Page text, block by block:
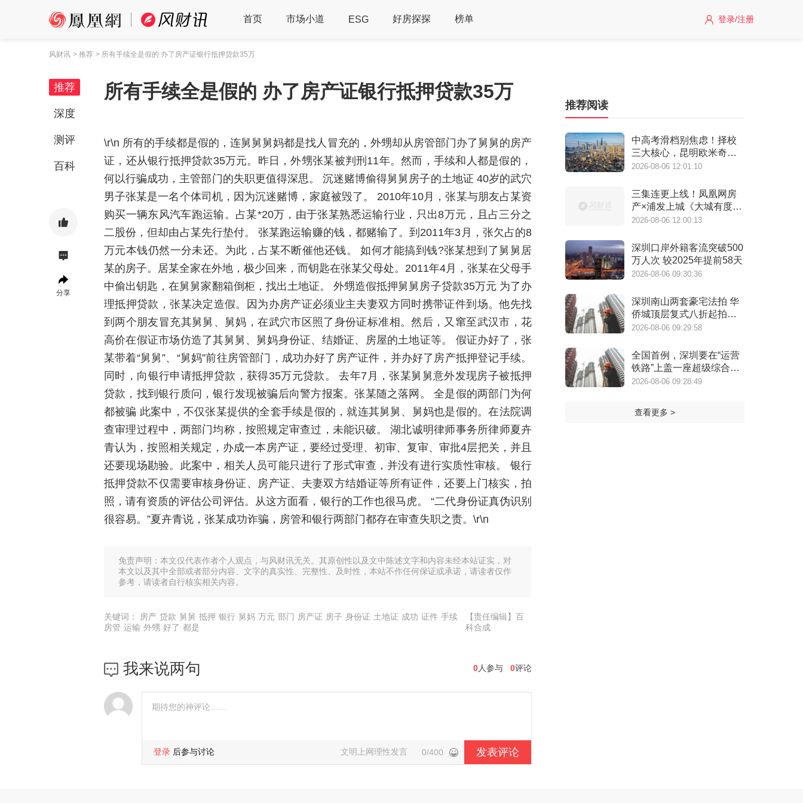
首页 市场小道 ESG 好房探探 榜单 登录/注册
风财讯 > 推荐 > 所有手续全是假的 办了房产证银行抵押贷款35万
推荐
深度
测评
百科
分享
所有手续全是假的 办了房产证银行抵押贷款35万
\r\n 所有的手续都是假的，连舅舅舅妈都是找人冒充的，外甥却从房管部门办了舅舅的房产
证，还从银行抵押贷款35万元。昨日，外甥张某被判刑11年。然而，手续和人都是假的，
何以行骗成功，主管部门的失职更值得深思。 沉迷赌博偷得舅舅房子的土地证 40岁的武穴
男子张某是一名个体司机，因为沉迷赌博，家庭被毁了。 2010年10月，张某与朋友占某资
购买一辆东风汽车跑运输。占某*20万，由于张某熟悉运输行业，只出8万元，且占三分之
二股份，但却由占某先行垫付。 张某跑运输赚的钱，都赌输了。到2011年3月，张欠占的8
万元本钱仍然一分未还。为此，占某不断催他还钱。 如何才能搞到钱?张某想到了舅舅居
某的房子。居某全家在外地，极少回来，而钥匙在张某父母处。2011年4月，张某在父母手
中偷出钥匙，在舅舅家翻箱倒柜，找出土地证。 外甥造假抵押舅舅房子贷款35万元 为了办
理抵押贷款，张某决定造假。因为办房产证必须业主夫妻双方同时携带证件到场。他先找
到两个朋友冒充其舅舅、舅妈，在武穴市区照了身份证标准相。然后，又窜至武汉市，花
高价在假证市场仿造了其舅舅、舅妈身份证、结婚证、房屋的土地证等。 假证办好了，张
某带着“舅舅”、“舅妈”前往房管部门，成功办好了房产证件，并办好了房产抵押登记手续。
同时，向银行申请抵押贷款，获得35万元贷款。 去年7月，张某舅舅意外发现房子被抵押
贷款，找到银行质问，银行发现被骗后向警方报案。张某随之落网。 全是假的两部门为何
都被骗 此案中，不仅张某提供的全套手续是假的，就连其舅舅、舅妈也是假的。在法院调
查审理过程中，两部门均称，按照规定审查过，未能识破。 湖北诚明律师事务所律师夏卉
青认为，按照相关规定，办成一本房产证，要经过受理、初审、复审、审批4层把关，并且
还要现场勘验。此案中，相关人员可能只进行了形式审查，并没有进行实质性审核。 银行
抵押贷款不仅需要审核身份证、房产证、夫妻双方结婚证等所有证件，还要上门核实，拍
照，请有资质的评估公司评估。从这方面看，银行的工作也很马虎。 “二代身份证真伪识别
很容易。”夏卉青说，张某成功诈骗，房管和银行两部门都存在审查失职之责。\r\n
免责声明：本文仅代表作者个人观点，与风财讯无关。其原创性以及文中陈述文字和内容未经本站证实，对
本文以及其中全部或者部分内容、文字的真实性、完整性、及时性，本站不作任何保证或承诺，请读者仅作
参考，请读者自行核实相关内容。
关键词： 房产 贷款 舅舅 抵押 银行 舅妈 万元 部门 房产证 房子 身份证 土地证 成功 证件 手续
房管 运输 外甥 好了 都是
【责任编辑】百
科合成
我来说两句 0人参与 0评论
登录 后参与讨论 文明上网理性发言 0/400 发表评论
推荐阅读
中高考滑档别焦虑！择校
三大核心，昆明欧米奇一
站式覆盖
2026-08-06 12:01:10
三集连更上线！凤凰网房
产×浦发上城《大城有度》
纪录片 见证一座百万方大
2026-08-06 12:00:13
深圳口岸外籍客流突破500
万人次 较2025年提前58天
2026-08-06 09:30:36
深圳南山两套豪宅法拍 华
侨城顶层复式八折起拍深
圳湾住宅1334.98万起
2026-08-06 09:29:58
全国首例，深圳要在“运营
铁路”上盖一座超级综合
体！
2026-08-06 09:28:49
查看更多 >